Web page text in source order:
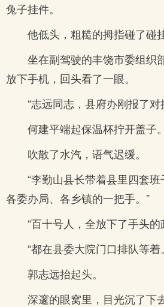
兔子挂件。
他低头，粗糙的拇指碰了碰
坐在副驾驶的丰饶市委组织
放下手机，回头看了一眼。
“志远同志，县府办刚报了对
何建平端起保温杯拧开盖子。
吹散了水汽，语气迟缓。
“李勤山县长带着县里四套
各委办局、各乡镇的一把手。”
“百十号人，全放下了手头的
“都在县委大院门口排队等着
郭志远抬起头。
深邃的眼窝里，目光沉了下去